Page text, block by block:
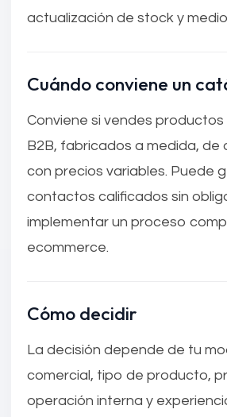
actualización de stock y
Cuándo conviene un
Conviene si vendes productos
B2B, fabricados a medida, de
con precios variables. Puede
contactos calificados sin
implementar un proceso
ecommerce.
Cómo decidir
La decisión depende de tu
comercial, tipo de producto,
operación interna y